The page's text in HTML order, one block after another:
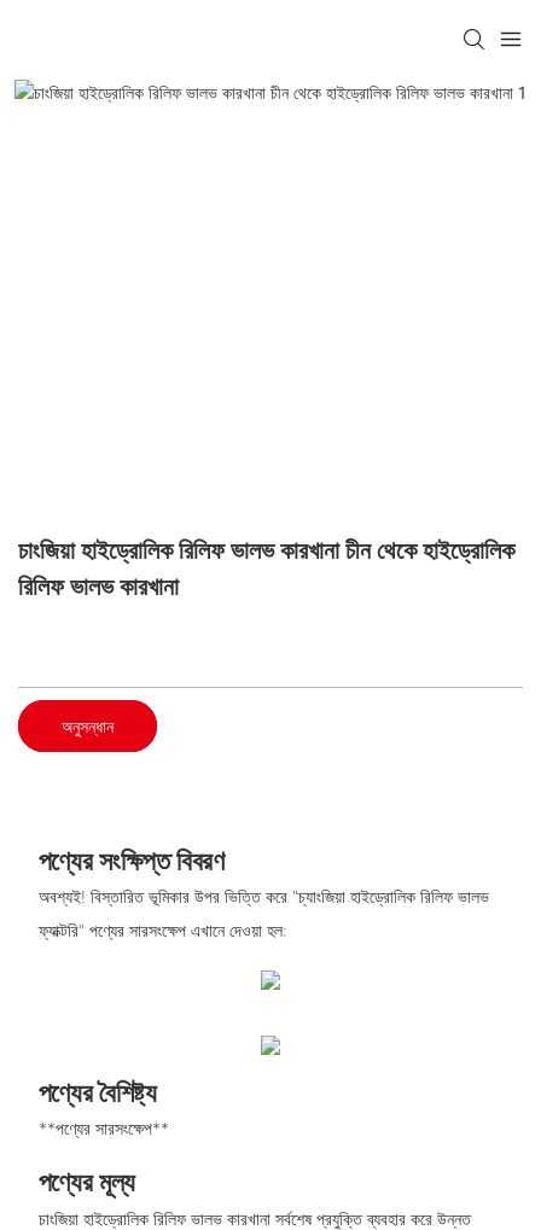
চাংজিয়া হাইড্রোলিক রিলিফ ভালভ কারখানা চীন থেকে হাইড্রোলিক
রিলিফ ভালভ কারখানা
অনুসন্ধান
পণ্যের সংক্ষিপ্ত বিবরণ
অবশ্যই! বিস্তারিত ভূমিকার উপর ভিত্তি করে "চ্যাংজিয়া হাইড্রোলিক রিলিফ ভালভ
ফ্যাক্টরি" পণ্যের সারসংক্ষেপ এখানে দেওয়া হল:
পণ্যের বৈশিষ্ট্য
**পণ্যের সারসংক্ষেপ**
পণ্যের মূল্য
চাংজিয়া হাইড্রোলিক রিলিফ ভালভ কারখানা সর্বশেষ প্রযুক্তি ব্যবহার করে উন্নত